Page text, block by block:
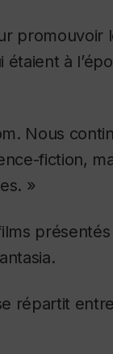
promouvoir
étaient à
Nous
fiction,
»
répartit